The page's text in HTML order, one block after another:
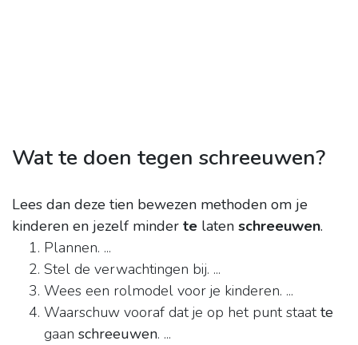
Wat te doen tegen schreeuwen?
Lees dan deze tien bewezen methoden om je
kinderen en jezelf minder te laten schreeuwen.
Plannen. ...
Stel de verwachtingen bij. ...
Wees een rolmodel voor je kinderen. ...
Waarschuw vooraf dat je op het punt staatte
gaan schreeuwen. ...